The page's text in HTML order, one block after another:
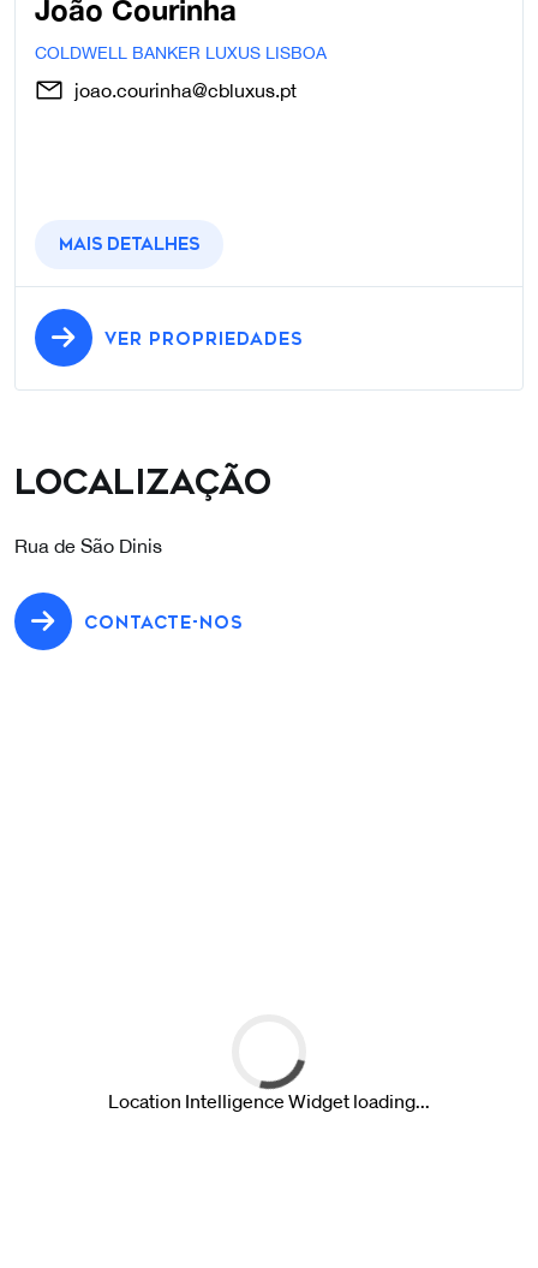
João Courinha
COLDWELL BANKER LUXUS LISBOA
joao.courinha@cbluxus.pt
Mais detalhes
VER PROPRIEDADES
Localização
Rua de São Dinis
CONTACTE-NOS